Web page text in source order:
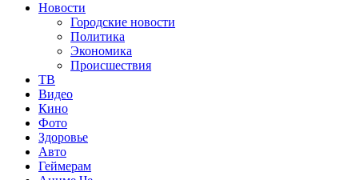
Новости
Городские новости
Политика
Экономика
Происшествия
ТВ
Видео
Кино
Фото
Здоровье
Авто
Геймерам